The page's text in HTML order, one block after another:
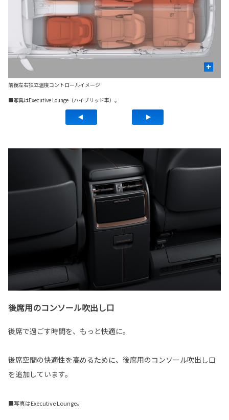
+
前後左右独立温度コントロールイメージ
■写真はExecutive Lounge（ハイブリッド車）。
後席用のコンソール吹出し口
後席で過ごす時間を、もっと快適に。
後席空間の快適性を高めるために、後席用のコンソール吹出し口
を追加しています。
■写真はExecutive Lounge。